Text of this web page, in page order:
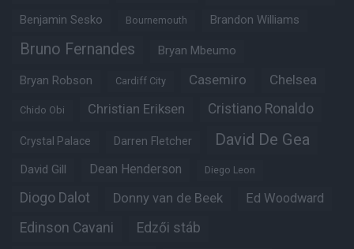
Benjamin Sesko Bournemouth Brandon Williams
Bruno Fernandes Bryan Mbeumo
Bryan Robson Cardiff City Casemiro Chelsea
Chido Obi Christian Eriksen Cristiano Ronaldo
Crystal Palace Darren Fletcher David De Gea
David Gill Dean Henderson Diego Leon
Diogo Dalot Donny van de Beek Ed Woodward
Edinson Cavani Edzői stáb